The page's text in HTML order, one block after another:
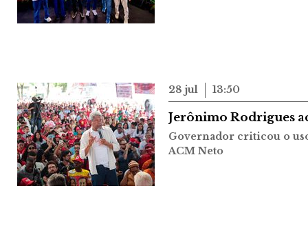
28 jul 13:50
Jerônimo Rodrigues
Governador criticou o
ACM Neto